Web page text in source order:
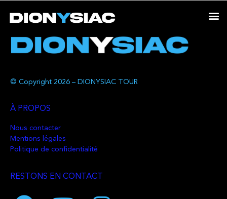
© Copyright 2026 – DIONYSIAC TOUR
À PROPOS
Nous contacter
Mentions légales
Politique de confidentialité
RESTONS EN CONTACT